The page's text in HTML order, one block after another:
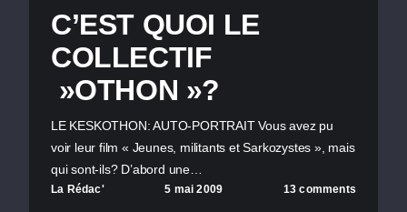
C’EST QUOI LE
COLLECTIF
»OTHON »?
LE KESKOTHON: AUTO-PORTRAIT Vous avez pu
voir leur film « Jeunes, militants et Sarkozystes », mais
qui sont-ils? D’abord une…
La Rédac' 5 mai 2009 13 comments